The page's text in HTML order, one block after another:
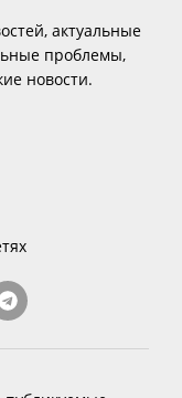
актуальные
проблемы,
новости.